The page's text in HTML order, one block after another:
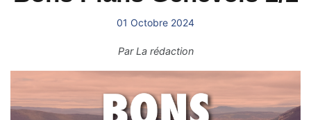
01 Octobre 2024
ParLa rédaction